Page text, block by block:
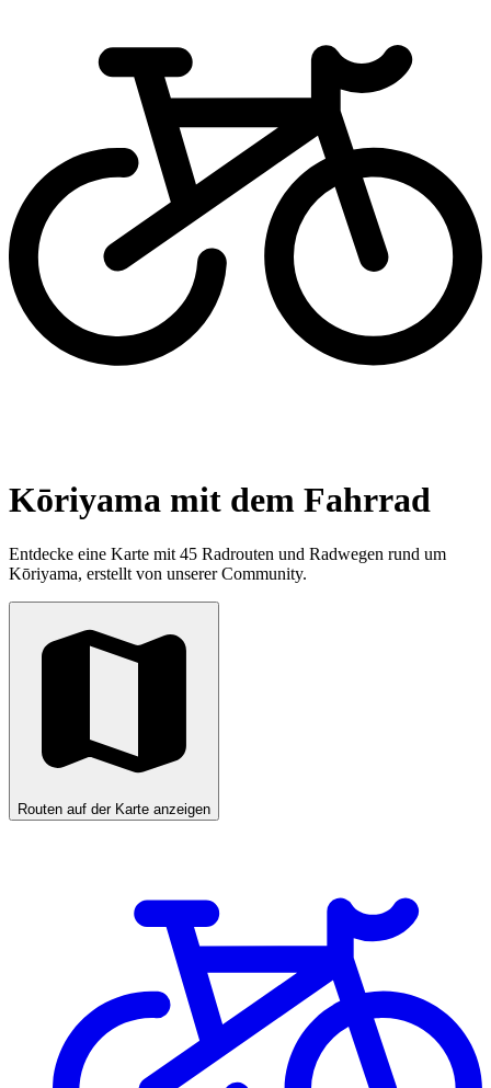
Kōriyama mit dem Fahrrad
Entdecke eine Karte mit 45 Radrouten und Radwegen rund um
Kōriyama, erstellt von unserer Community.
Routen auf der Karte anzeigen